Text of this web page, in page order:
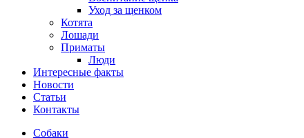
Уход за щенком
Котята
Лошади
Приматы
Люди
Интересные факты
Новости
Статьи
Контакты
Собаки